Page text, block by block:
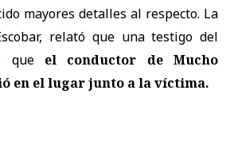
mayores detalles al respecto. La
relató que una testigo del
que el conductor de Mucho
en el lugar junto a la víctima.